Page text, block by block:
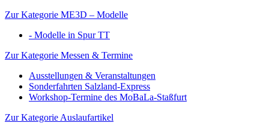
Zur Kategorie ME3D – Modelle
- Modelle in Spur TT
Zur Kategorie Messen & Termine
Ausstellungen & Veranstaltungen
Sonderfahrten Salzland-Express
Workshop-Termine des MoBaLa-Staßfurt
Zur Kategorie Auslaufartikel